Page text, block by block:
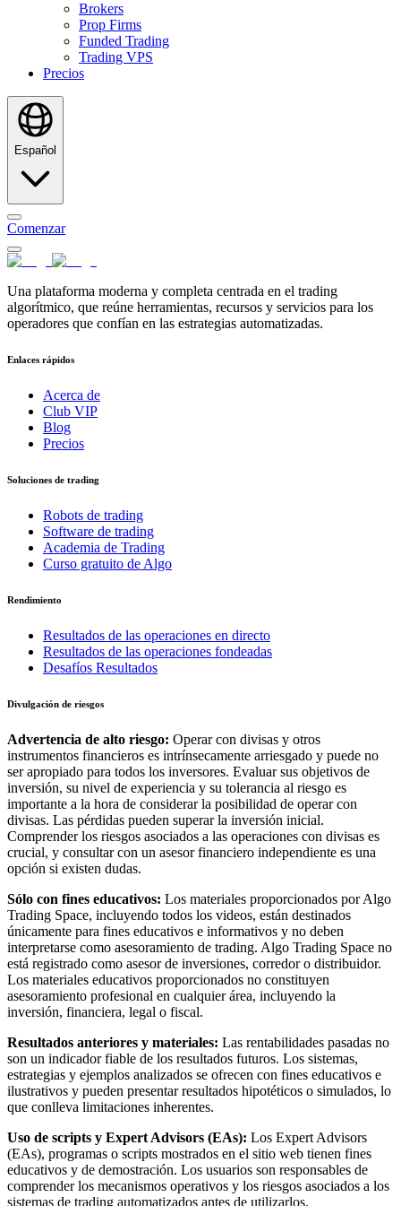
Brokers
Prop Firms
Funded Trading
Trading VPS
Precios
Español
Comenzar
Una plataforma moderna y completa centrada en el trading
algorítmico, que reúne herramientas, recursos y servicios para los
operadores que confían en las estrategias automatizadas.
Enlaces rápidos
Acerca de
Club VIP
Blog
Precios
Soluciones de trading
Robots de trading
Software de trading
Academia de Trading
Curso gratuito de Algo
Rendimiento
Resultados de las operaciones en directo
Resultados de las operaciones fondeadas
Desafíos Resultados
Divulgación de riesgos
Advertencia de alto riesgo: Operar con divisas y otros
instrumentos financieros es intrínsecamente arriesgado y puede no
ser apropiado para todos los inversores. Evaluar sus objetivos de
inversión, su nivel de experiencia y su tolerancia al riesgo es
importante a la hora de considerar la posibilidad de operar con
divisas. Las pérdidas pueden superar la inversión inicial.
Comprender los riesgos asociados a las operaciones con divisas es
crucial, y consultar con un asesor financiero independiente es una
opción si existen dudas.
Sólo con fines educativos: Los materiales proporcionados por Algo
Trading Space, incluyendo todos los videos, están destinados
únicamente para fines educativos e informativos y no deben
interpretarse como asesoramiento de trading. Algo Trading Space no
está registrado como asesor de inversiones, corredor o distribuidor.
Los materiales educativos proporcionados no constituyen
asesoramiento profesional en cualquier área, incluyendo la
inversión, financiera, legal o fiscal.
Resultados anteriores y materiales: Las rentabilidades pasadas no
son un indicador fiable de los resultados futuros. Los sistemas,
estrategias y ejemplos analizados se ofrecen con fines educativos e
ilustrativos y pueden presentar resultados hipotéticos o simulados, lo
que conlleva limitaciones inherentes.
Uso de scripts y Expert Advisors (EAs): Los Expert Advisors
(EAs), programas o scripts mostrados en el sitio web tienen fines
educativos y de demostración. Los usuarios son responsables de
comprender los mecanismos operativos y los riesgos asociados a los
sistemas de trading automatizados antes de utilizarlos.